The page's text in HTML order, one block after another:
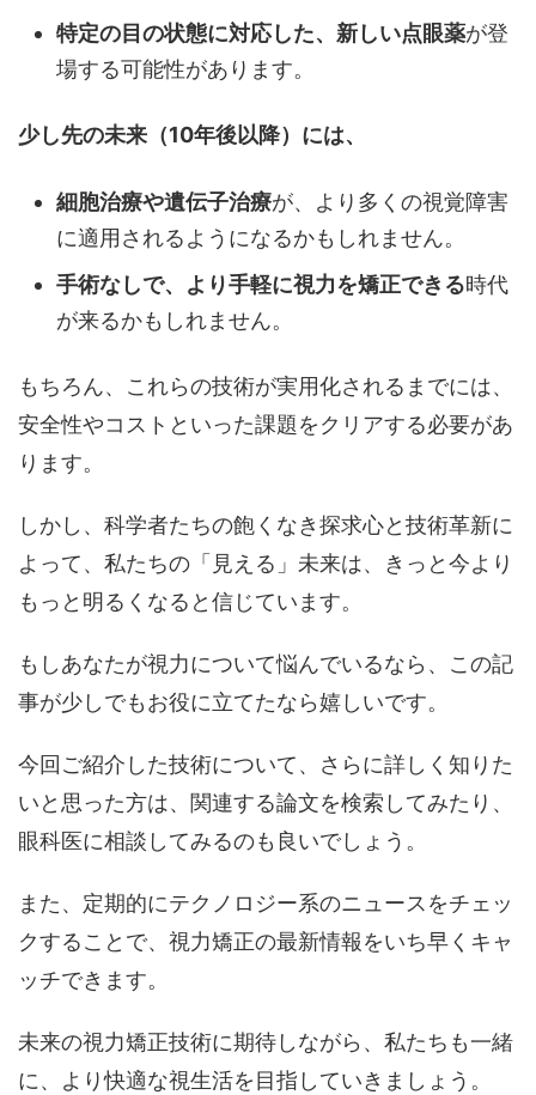
特定の目の状態に対応した、新しい点眼薬が登
場する可能性があります。
少し先の未来（10年後以降）には、
細胞治療や遺伝子治療が、より多くの視覚障害
に適用されるようになるかもしれません。
手術なしで、より手軽に視力を矯正できる時代
が来るかもしれません。
もちろん、これらの技術が実用化されるまでには、
安全性やコストといった課題をクリアする必要があ
ります。
しかし、科学者たちの飽くなき探求心と技術革新に
よって、私たちの「見える」未来は、きっと今より
もっと明るくなると信じています。
もしあなたが視力について悩んでいるなら、この記
事が少しでもお役に立てたなら嬉しいです。
今回ご紹介した技術について、さらに詳しく知りた
いと思った方は、関連する論文を検索してみたり、
眼科医に相談してみるのも良いでしょう。
また、定期的にテクノロジー系のニュースをチェッ
クすることで、視力矯正の最新情報をいち早くキャ
ッチできます。
未来の視力矯正技術に期待しながら、私たちも一緒
に、より快適な視生活を目指していきましょう。